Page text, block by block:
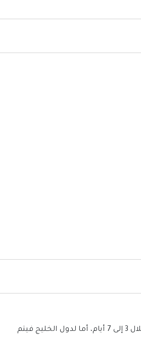
يتم توصيل طلبية الشحن داخل المملكة العربية السعودية خلال 3 إلى 7 أيام، أما لدول الخليج فيتم